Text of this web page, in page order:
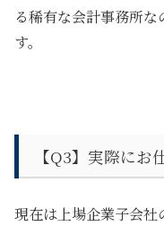
る稀有な会計事務所な
す。
【Q3】実際に
現在は上場企業子会